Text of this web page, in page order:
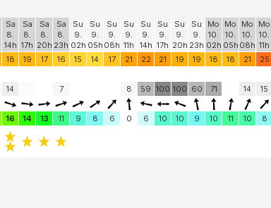
Sa
8.
14h
Sa
8.
17h
Sa
8.
20h
Sa
8.
23h
Su
9.
02h
Su
9.
05h
Su
9.
08h
Su
9.
11h
Su
9.
14h
Su
9.
17h
Su
9.
20h
Su
9.
23h
Mo
10.
02h
Mo
10.
05h
Mo
10.
08h
Mo
10.
11h
18 19 17 16 15 14 17 21 22 21 19 19 18 18 21 25
14 7 8 59 100 100 60 71 14 15
16 14 13 11 9 8 6 0 6 10 10 9 10 11 10 8